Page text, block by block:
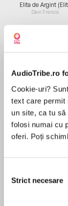
AudioTribe.ro
Cookie-uri?
text care permit
un site, ca tu
folosi numai cu
oferi. Poți
consimțământului
Strict necesare
Elita de Argint
de...
Dani Francis
Despre
Doar clipa
al
indiferent că
fragilitate
de la copiii
mama a doi
MAI MULT